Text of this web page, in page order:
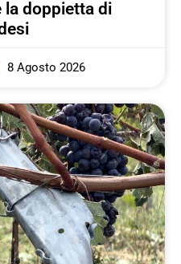
la doppietta di
8 Agosto 2026